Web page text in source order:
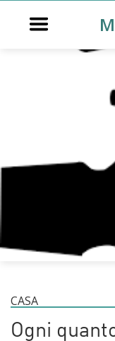
Open main
CASA
Ogni